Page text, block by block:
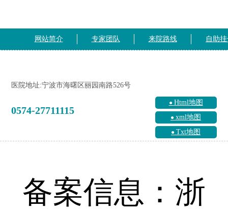
网站简介 专家团队 来院路线 自助
医院地址:宁波市海曙区丽园南路526号
0574-27711115
Html地图
xml地图
Txt地图
备案信息：浙